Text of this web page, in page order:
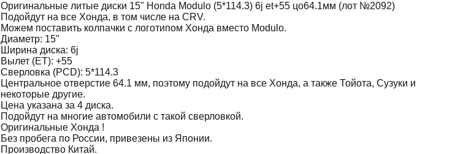
Оригинальные литые диски 15" Honda Modulo (5*114.3) 6j et+55 цо64.1мм (лот №2092)
Подойдут на все Хонда, в том числе на CRV.
Можем поставить колпачки с логотипом Хонда вместо Modulo.
Диаметр: 15"
Ширина диска: 6j
Вылет (ET): +55
Сверловка (PCD): 5*114.3
Центральное отверстие 64.1 мм, поэтому подойдут на все Хонда, а также Тойота, Сузуки и
некоторые другие.
Цена указана за 4 диска.
Подойдут на многие автомобили с такой сверловкой.
Оригинальные Хонда !
Без пробега по России, привезены из Японии.
Производство Китай.